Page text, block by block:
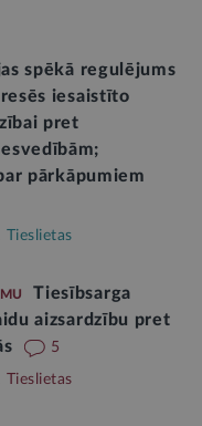
spēkā regulējums
iesaistīto
pret
pārkāpumiem
Tieslietas
Tiesībsarga
aizsardzību pret
5
Tieslietas